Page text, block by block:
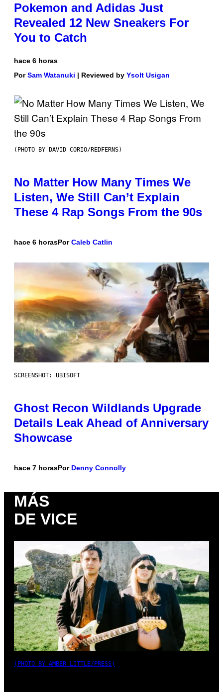
Pokemon and Adidas Just
Revealed 12 New Sneakers For
You to Catch
hace 6 horas
PorSam Watanuki | Reviewed by Ysolt Usigan
(PHOTO BY DAVID CORIO/REDFERNS)
No Matter How Many Times We
Listen, We Still Can’t Explain
These 4 Rap Songs From the 90s
hace 6 horasPorCaleb Catlin
SCREENSHOT: UBISOFT
Ghost Recon Wildlands Upgrade
Details Leak Ahead of Anniversary
Showcase
hace 7 horasPor Denny Connolly
MÁS
DE VICE
(PHOTO BY AMBER LITTLE/PRESS)